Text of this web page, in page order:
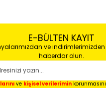
E-BÜLTEN KAYIT
ve
haberdar olun.
ve kişisel verilerimin